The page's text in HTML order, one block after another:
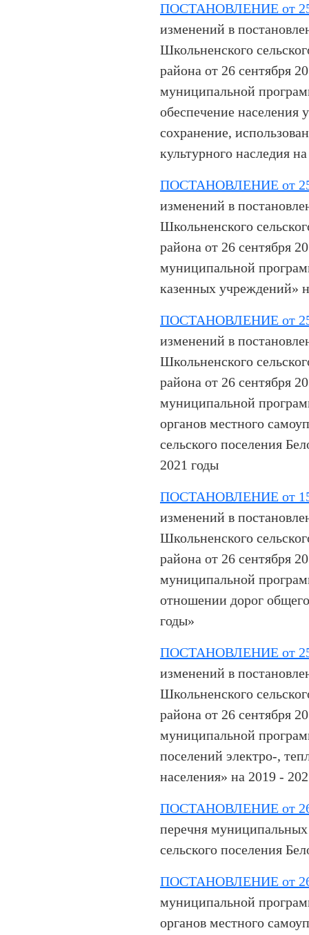
ПОСТАНОВЛЕНИЕ от
изменений в
Школьненского
района от 26 сентября
муниципальной
обеспечение населения
сохранение,
культурного наследия
ПОСТАНОВЛЕНИЕ от
изменений в
Школьненского
района от 26 сентября
муниципальной
казенных учреждений»
ПОСТАНОВЛЕНИЕ от
изменений в
Школьненского
района от 26 сентября
муниципальной
органов местного
сельского поселения
2021 годы
ПОСТАНОВЛЕНИЕ от
изменений в
Школьненского
района от 26 сентября
муниципальной
отношении дорог
годы»
ПОСТАНОВЛЕНИЕ от
изменений в
Школьненского
района от 26 сентября
муниципальной
поселений электро-,
населения» на 2019 -
ПОСТАНОВЛЕНИЕ от
перечня
сельского поселения
ПОСТАНОВЛЕНИЕ от
муниципальной
органов местного